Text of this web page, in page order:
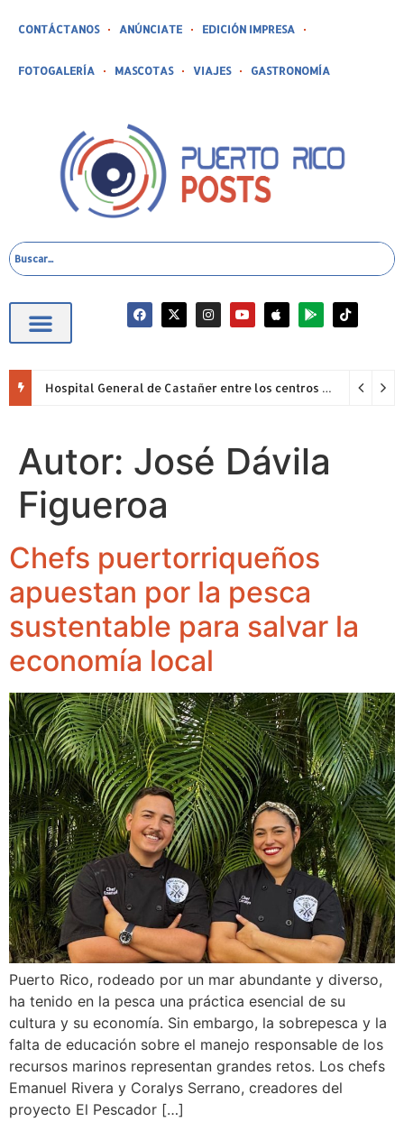
CONTÁCTANOS ANÚNCIATE EDICIÓN IMPRESA
FOTOGALERÍA MASCOTAS VIAJES GASTRONOMÍA
Hospital General de Castañer entre los centros de salud comunitarios con mejor desempeño clínico de Estados Unidos
Autor: José Dávila
Figueroa
Chefs puertorriqueños
apuestan por la pesca
sustentable para salvar la
economía local
Puerto Rico, rodeado por un mar abundante y diverso,
ha tenido en la pesca una práctica esencial de su
cultura y su economía. Sin embargo, la sobrepesca y la
falta de educación sobre el manejo responsable de los
recursos marinos representan grandes retos. Los chefs
Emanuel Rivera y Coralys Serrano, creadores del
proyecto El Pescador […]